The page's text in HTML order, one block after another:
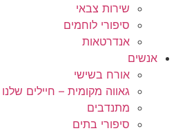
שירות צבאי
סיפורי לוחמים
אנדרטאות
אנשים
אורח בשישי
גאווה מקומית – חיילים שלנו
מתנדבים
סיפורי בתים